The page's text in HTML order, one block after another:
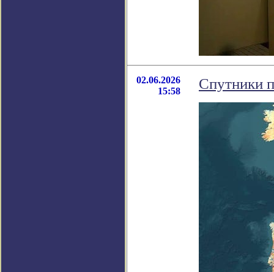
02.06.2026
15:58
Спутники